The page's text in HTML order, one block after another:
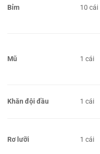
Bỉm 10 cái
Mũ 1 cái
Khăn đội đầu 1 cái
Rơ lưỡi 1 cái